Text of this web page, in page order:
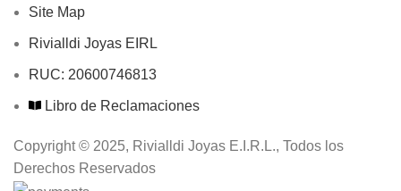
Site Map
Rivialldi Joyas EIRL
RUC: 20600746813
Libro de Reclamaciones
Copyright © 2025, Rivialldi Joyas E.I.R.L., Todos los
Derechos Reservados